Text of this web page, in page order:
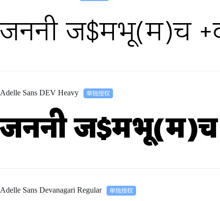
जननी ज$मभू(म)च
Adelle Sans DEV Heavy
जननी
Adelle Sans Devanagari Regular